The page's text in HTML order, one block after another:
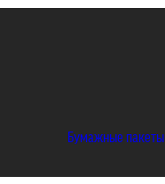
Бумажные пакеты